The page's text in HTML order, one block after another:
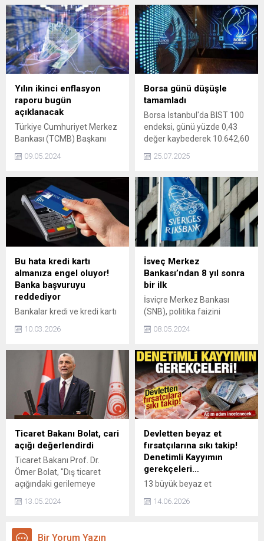
Yılın ikinci enflasyon
raporu bugün
açıklanacak
Türkiye Cumhuriyet Merkez
Bankası (TCMB) Başkanı
Raporu 2024-II"nin tanıtımı
bilgilendirme toplantısı
düzenleyecek.
09.05.2024
Borsa günü düşüşle
tamamladı
Borsa İstanbul'da BIST 100
endeksi, günü yüzde 0,43
değer kaybederek 10.642,60
25.07.2025
Bu hata kredi kartı
almanıza engel oluyor!
Banka başvuruyu
reddediyor
Bankalar kredi ve kredi kartı
kredi puanını değil,
hesaplarındaki işlem
geçmişini de detaylı biçimde
inceliyor. Sanal bahis
platformlarıyla bağlantılı
harcamalar, kaynağı
açıklaması olmayan para
giriş çıkışları ve düzensiz
nakit akışı başvuruların
olumsuz sonuçlanmasına
yol açabiliyor.
10.03.2026
İsveç Merkez
Bankası’ndan 8 yıl sonra
bir ilk
İsviçre Merkez Bankası
(SNB), politika faizini
puan düşürerek, gelişmiş
düşüren ilk merkez bankası
oldu.
08.05.2024
Ticaret Bakanı Bolat, cari
açığı değerlendirdi
Ticaret Bakanı Prof. Dr.
Ömer Bolat, "Dış ticaret
açığındaki gerilemeye
da eşlik etmektedir." dedi.
13.05.2024
Devletten beyaz et
fırsatçılarına sıkı takip!
Denetimli Kayyımın
gerekçeleri…
13 büyük beyaz et
Şirketlerin ticari faaliyetleri
14.06.2026
Bir Yorum Yazın